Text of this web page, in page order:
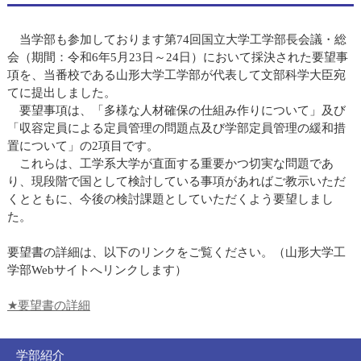
当学部も参加しております第74回国立大学工学部長会議・総
会（期間：令和6年5月23日～24日）において採決された要望事
項を、当番校である山形大学工学部が代表して文部科学大臣宛
てに提出しました。
要望事項は、「多様な人材確保の仕組み作りについて」及び
「収容定員による定員管理の問題点及び学部定員管理の緩和措
置について」の2項目です。
これらは、工学系大学が直面する重要かつ切実な問題であ
り、現段階で国として検討している事項があればご教示いただ
くとともに、今後の検討課題としていただくよう要望しまし
た。
要望書の詳細は、以下のリンクをご覧ください。（山形大学工
学部Webサイトへリンクします）
★要望書の詳細
学部紹介